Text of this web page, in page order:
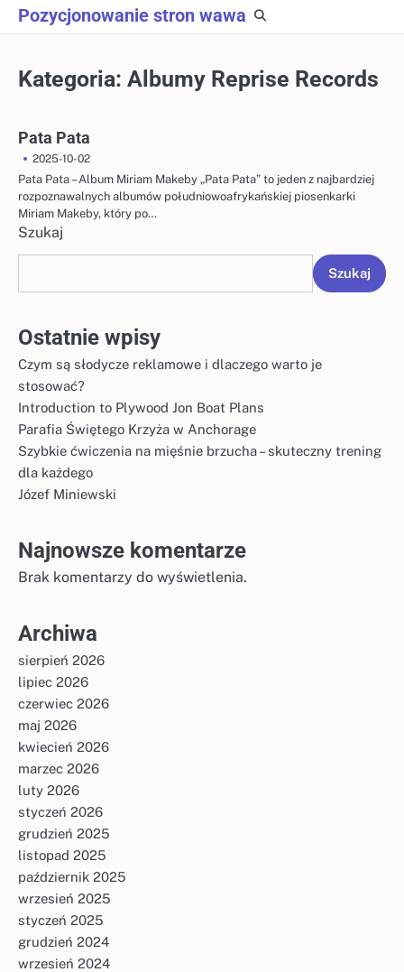
Skip
to
Pozycjonowanie stron wawa
Kategoria: Albumy Reprise Records
Pata Pata
2025-10-02
Pata Pata – Album Miriam Makeby „Pata Pata” to jeden z najbardziej
rozpoznawalnych albumów południowoafrykańskiej piosenkarki
Miriam Makeby, który po…
Szukaj
Szukaj
Ostatnie wpisy
Czym są słodycze reklamowe i dlaczego warto je
stosować?
Introduction to Plywood Jon Boat Plans
Parafia Świętego Krzyża w Anchorage
Szybkie ćwiczenia na mięśnie brzucha – skuteczny trening
dla każdego
Józef Miniewski
Najnowsze komentarze
Brak komentarzy do wyświetlenia.
Archiwa
sierpień 2026
lipiec 2026
czerwiec 2026
maj 2026
kwiecień 2026
marzec 2026
luty 2026
styczeń 2026
grudzień 2025
listopad 2025
październik 2025
wrzesień 2025
styczeń 2025
grudzień 2024
wrzesień 2024